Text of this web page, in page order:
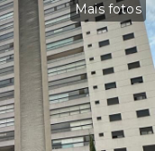
Mais fotos